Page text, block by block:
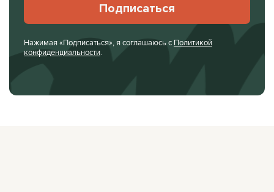
Подписаться
Нажимая «Подписаться», я соглашаюсь с Политикой
конфиденциальности.